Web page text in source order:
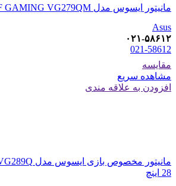
مانیتور ایسوس مدل TUF GAMING VG279QM سایز 27 اینچ
Asus
۰۲۱-۵۸۶۱۲
021-58612
مقایسه
مشاهده سریع
افزودن به علاقه مندی
28 اینچ